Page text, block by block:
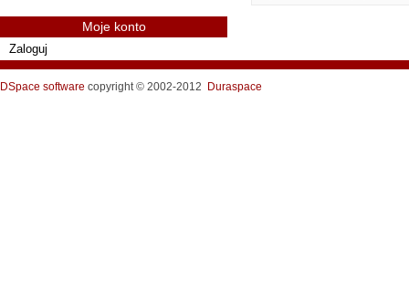
Moje konto
Zaloguj
DSpace software copyright © 2002-2012 Duraspace